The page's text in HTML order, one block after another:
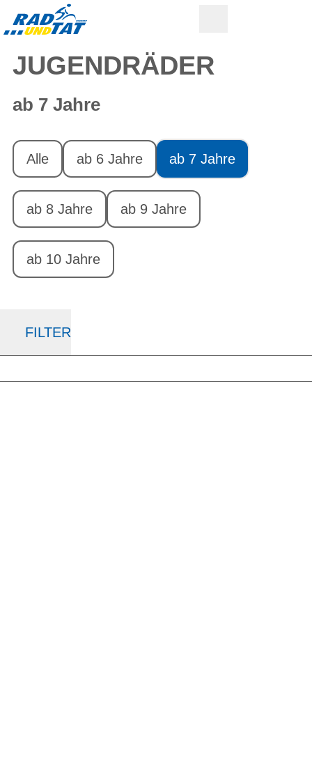
JUGENDRÄDER
ab 7 Jahre
Alle ab 6 Jahre ab 7 Jahre
ab 8 Jahre ab 9 Jahre
ab 10 Jahre
FILTER